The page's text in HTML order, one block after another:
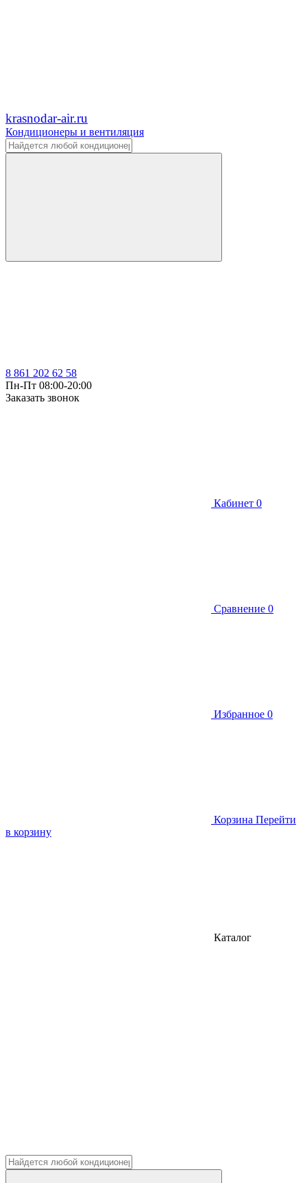
krasnodar-air.ru
Кондиционеры и вентиляция
8 861 202 62 58
Пн-Пт 08:00-20:00
Заказать звонок
Кабинет 0
Сравнение 0
Избранное 0
Корзина Перейти
в корзину
Каталог